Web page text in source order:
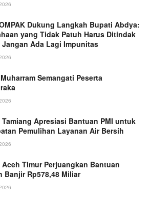
Dukung Langkah Bupati Abdya:
yang Tidak Patuh Harus Ditindak
Jangan Ada Lagi Impunitas
Semangati Peserta
Apresiasi Bantuan PMI untuk
Pemulihan Layanan Air Bersih
Timur Perjuangkan Bantuan
Banjir Rp578,48 Miliar